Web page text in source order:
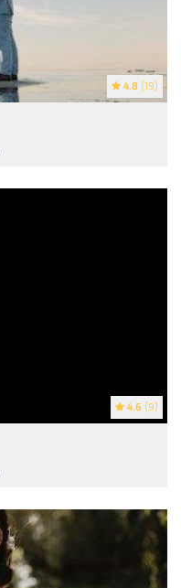
4.8 (19)
4.6 (9)